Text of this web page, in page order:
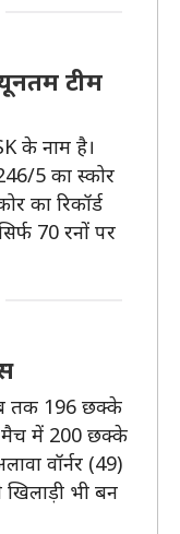
टीम
के नाम है।
5 का स्कोर
का रिकॉर्ड
70 रनों पर
तक 196 छक्के
मैच में 200 छक्के
वॉर्नर (49)
भी बन